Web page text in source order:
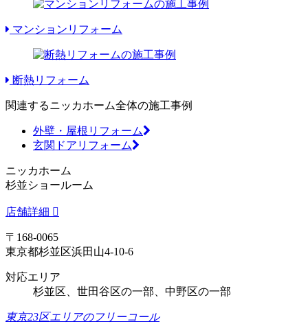
マンションリフォーム
断熱リフォーム
関連するニッカホーム全体の施工事例
外壁・屋根リフォーム
玄関ドアリフォーム
ニッカホーム
杉並ショールーム
店舗詳細
〒168-0065
東京都杉並区浜田山4-10-6
対応エリア
杉並区、世田谷区の一部、中野区の一部
東京23区エリアのフリーコール